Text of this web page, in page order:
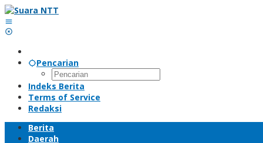
Lewati
ke
konten
Pencarian
Indeks Berita
Terms of Service
Redaksi
Berita
Daerah